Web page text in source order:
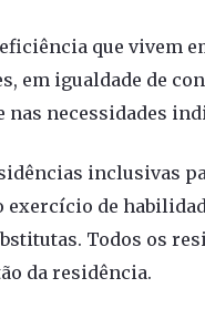
que vivem
em igualdade de
nas necessidades
inclusivas
de
Todos os
da residência.